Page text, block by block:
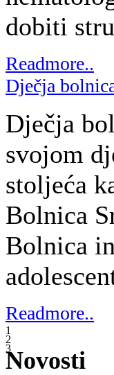
Readmore..
1
3
Novosti
U Dječjoj
Croatia
17
Velj
dijagnostiku